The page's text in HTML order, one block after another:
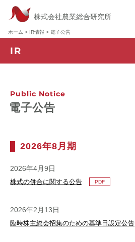
株式会社農業総合研究所
ホーム > IR情報 > 電子公告
Public Notice
電子公告
2026年8月期
2026年4月9日
株式の併合に関する公告 PDF
2026年2月13日
臨時株主総会招集のための基準日設定公告
IR
トップメッセージ
IRニュース
– 有価証券報告書
– 決算説明資料
– 個人投資家向け説明会
– その他IR資料
電子公告 免責事項